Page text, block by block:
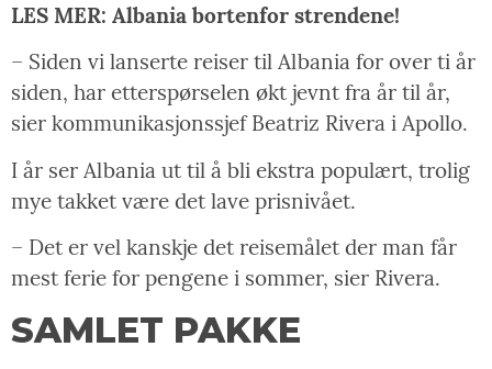
LES MER: Albania bortenfor strendene!
– Siden vi lanserte reiser til Albania for over ti år
siden, har etterspørselen økt jevnt fra år til år,
sier kommunikasjonssjef Beatriz Rivera i Apollo.
I år ser Albania ut til å bli ekstra populært, trolig
mye takket være det lave prisnivået.
– Det er vel kanskje det reisemålet der man får
mest ferie for pengene i sommer, sier Rivera.
SAMLET PAKKE